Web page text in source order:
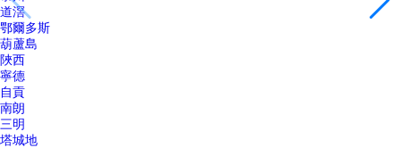
道滘
鄂爾多斯
葫蘆島
陜西
寧德
自貢
南朗
三明
塔城地